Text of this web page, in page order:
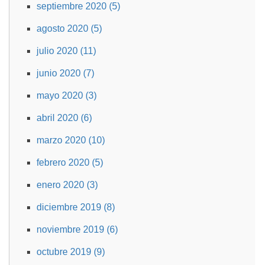
septiembre 2020 (5)
agosto 2020 (5)
julio 2020 (11)
junio 2020 (7)
mayo 2020 (3)
abril 2020 (6)
marzo 2020 (10)
febrero 2020 (5)
enero 2020 (3)
diciembre 2019 (8)
noviembre 2019 (6)
octubre 2019 (9)